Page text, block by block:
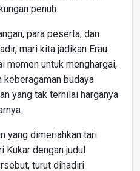
penuh.
para peserta, dan
mari kita jadikan Erau
momen untuk menghargai,
keberagaman budaya
yang tak ternilai harganya
yang dimeriahkan tari
Kukar dengan judul
turut dihadiri